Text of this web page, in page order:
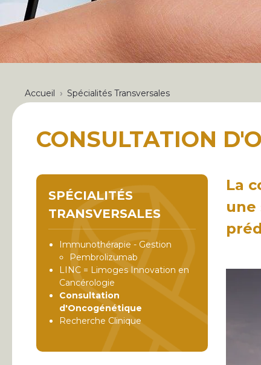
FIL
D'ARIANE
Accueil Spécialités Transversales
CONSULTATION
SPÉCIALITÉS
TRANSVERSALES
Immunothérapie - Gestion
Pembrolizumab
LINC = Limoges Innovation en
Cancérologie
Consultation
d'Oncogénétique
Recherche Clinique
La
une